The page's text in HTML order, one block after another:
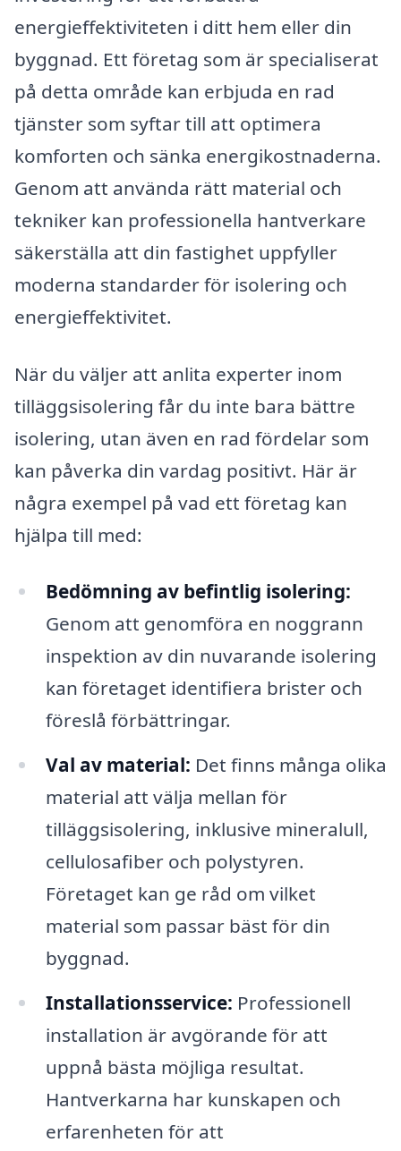
energieffektiviteten i ditt hem eller din
byggnad. Ett företag som är specialiserat
på detta område kan erbjuda en rad
tjänster som syftar till att optimera
komforten och sänka energikostnaderna.
Genom att använda rätt material och
tekniker kan professionella hantverkare
säkerställa att din fastighet uppfyller
moderna standarder för isolering och
energieffektivitet.
När du väljer att anlita experter inom
tilläggsisolering får du inte bara bättre
isolering, utan även en rad fördelar som
kan påverka din vardag positivt. Här är
några exempel på vad ett företag kan
hjälpa till med:
Bedömning av befintlig isolering:
Genom att genomföra en noggrann
inspektion av din nuvarande isolering
kan företaget identifiera brister och
föreslå förbättringar.
Val av material: Det finns många olika
material att välja mellan för
tilläggsisolering, inklusive mineralull,
cellulosafiber och polystyren.
Företaget kan ge råd om vilket
material som passar bäst för din
byggnad.
Installationsservice: Professionell
installation är avgörande för att
uppnå bästa möjliga resultat.
Hantverkarna har kunskapen och
erfarenheten för att